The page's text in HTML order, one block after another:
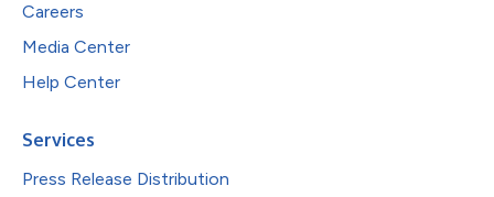
Careers
Media Center
Help Center
Services
Press Release Distribution